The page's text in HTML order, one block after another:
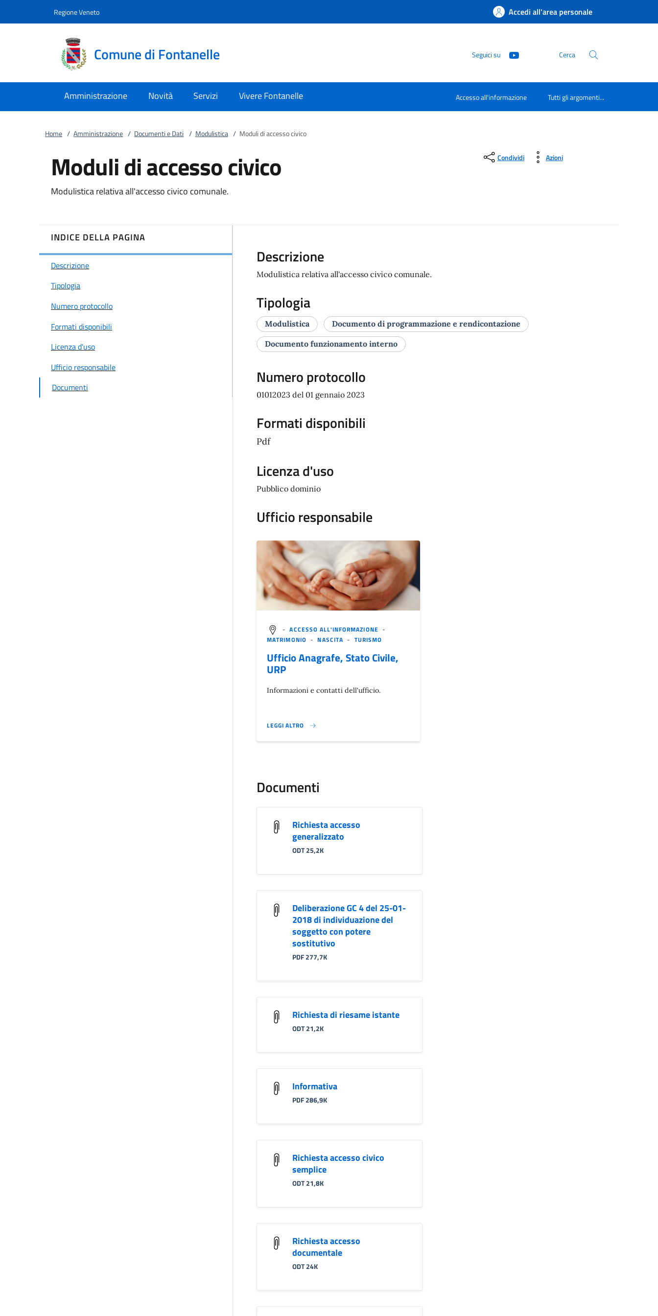
Regione Veneto Accedi all'area personale
Comune di Fontanelle Seguici su Cerca
Amministrazione Novità Servizi Vivere Fontanelle Accesso all'informazione Tutti gli argomenti...
Home / Amministrazione / Documenti e Dati / Modulistica / Moduli di accesso civico
Moduli di accesso civico
Modulistica relativa all'accesso civico comunale.
Condividi Azioni
INDICE DELLA PAGINA
Descrizione
Tipologia
Numero protocollo
Formati disponibili
Licenza d'uso
Ufficio responsabile
Documenti
Descrizione
Modulistica relativa all'accesso civico comunale.
Tipologia
Modulistica Documento di programmazione e rendicontazione
Documento funzionamento interno
Numero protocollo
01012023 del 01 gennaio 2023
Formati disponibili
Pdf
Licenza d'uso
Pubblico dominio
Ufficio responsabile
- ACCESSO ALL'INFORMAZIONE -
MATRIMONIO -NASCITA - TURISMO
Ufficio Anagrafe, Stato Civile,
URP
Informazioni e contatti dell'ufficio.
LEGGI ALTRO
}
Documenti
Richiesta accesso
generalizzato
ODT 25,2K
Deliberazione GC 4 del 25-01-
2018 di individuazione del
soggetto con potere
sostitutivo
PDF 277,7K
Richiesta di riesame istante
ODT 21,2K
Informativa
PDF 286,9K
Richiesta accesso civico
semplice
ODT 21,8K
Richiesta accesso
documentale
ODT 24K